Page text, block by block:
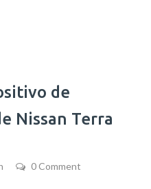
de
Nissan Terra
0 Comment